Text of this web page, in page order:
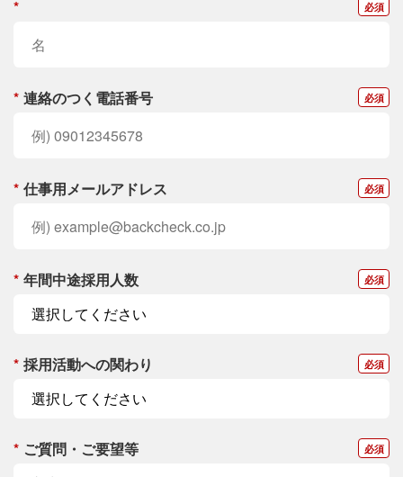
*
* 連絡のつく電話番号
* 仕事用メールアドレス
* 年間中途採用人数
* 採用活動への関わり
* ご質問・ご要望等